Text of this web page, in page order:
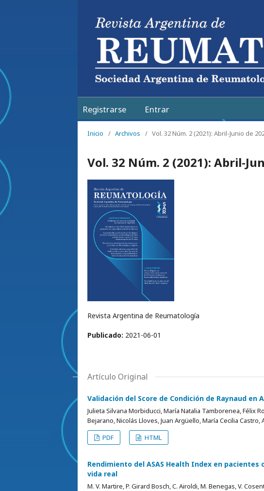
Registrarse Entrar
Inicio / Archivos / Vol. 32 Núm. 2 (2021): Abril-Junio de
Vol. 32 Núm. 2 (2021): Abril-
Revista Argentina de Reumatología
Publicado: 2021-06-01
Artículo Original
Validación del Score de Condición de Raynaud en
Julieta Silvana Morbiducci, María Natalia Tamborenea, Félix
Bejarano, Nicolás Lloves, Juan Argüello, María Cecilia Castro,
PDF HTML
Rendimiento del ASAS Health Index en
vida real
M. V. Martire, P. Girard Bosch, C. Airoldi, M. Benegas, V.